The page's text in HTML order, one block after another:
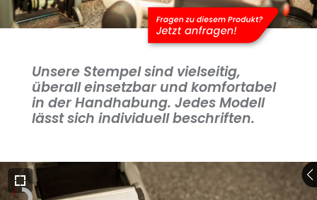
Unsere Stempel sind vielseitig,
überall einsetzbar und komfortabel
in der Handhabung. Jedes Modell
lässt sich individuell beschriften.